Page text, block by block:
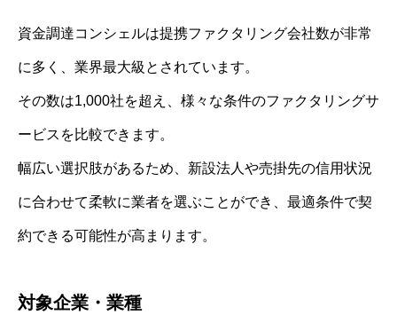
資金調達コンシェルは提携ファクタリング会社数が非常
に多く、業界最大級とされています。
その数は1,000社を超え、様々な条件のファクタリングサ
ービスを比較できます。
幅広い選択肢があるため、新設法人や売掛先の信用状況
に合わせて柔軟に業者を選ぶことができ、最適条件で契
約できる可能性が高まります。
対象企業・業種